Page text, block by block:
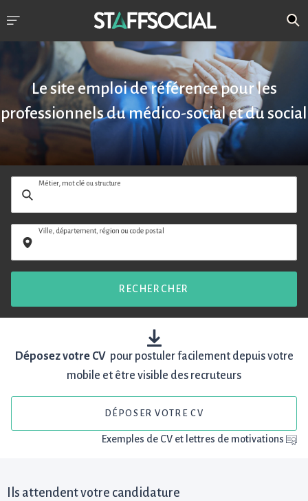
Le site emploi de référence pour les
professionnels du médico-social et du social
Métier, mot clé ou structure
Ville, département, région ou code postal
RECHERCHER
Déposez votre CVpour postuler facilement depuis votre
mobile et être visible des recruteurs
DÉPOSER VOTRE CV
Exemples de CV et lettres de motivations
Ils attendent votre candidature